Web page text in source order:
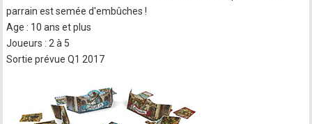
parrain est semée d'embûches !
Age : 10 ans et plus
Joueurs : 2 à 5
Sortie prévue Q1 2017